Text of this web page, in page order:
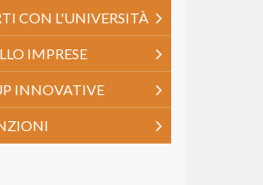
CON L'UNIVERSITÀ
IMPRESE
INNOVATIVE